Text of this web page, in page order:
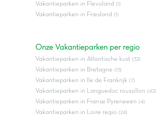
Vakantieparken in Flevoland (1)
Vakantieparken in Friesland (1)
Onze Vakantieparken per regio
Vakantieparken in Atlantische kust (32)
Vakantieparken in Bretagne (15)
Vakantieparken in Ile de Frankrijk (7)
Vakantieparken in Languedoc roussillon (42)
Vakantieparken in Franse Pyreneeën (4)
Vakantieparken in Loire regio (24)